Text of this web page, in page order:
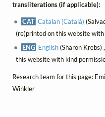
transliterations (if applicable):
CAT Catalan (Català)
(re)printed on this website
ENG English(Sharon Krebs)
this website with kind
Research team for this page:
Winkler